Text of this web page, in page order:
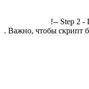
!-- Step 2 -
. Важно, чтобы скрипт